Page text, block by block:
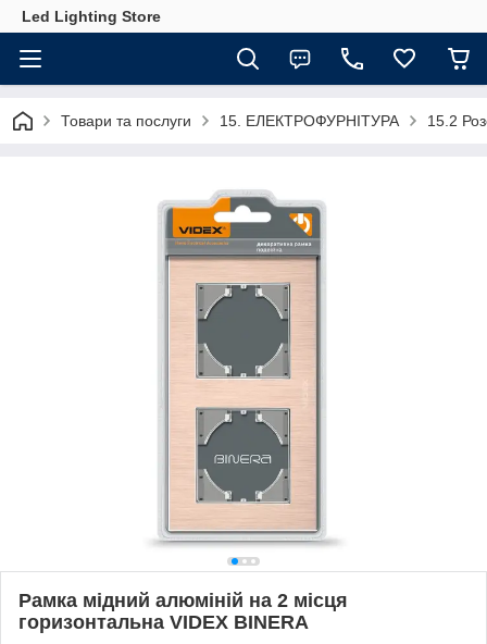
Led Lighting Store
Товари та послуги 15. ЕЛЕКТРОФУРНІТУРА 15.2
Рамка мідний алюміній на 2 місця
горизонтальна VIDEX BINERA